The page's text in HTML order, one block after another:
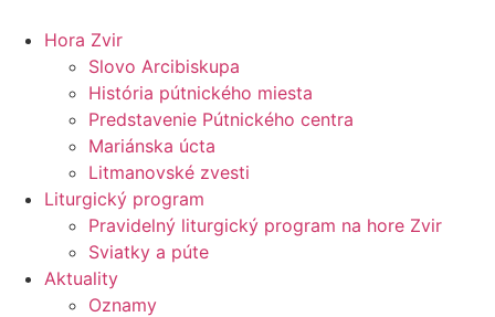
Hora Zvir
Slovo Arcibiskupa
História pútnického miesta
Predstavenie Pútnického centra
Mariánska úcta
Litmanovské zvesti
Liturgický program
Pravidelný liturgický program na hore Zvir
Sviatky a púte
Aktuality
Oznamy